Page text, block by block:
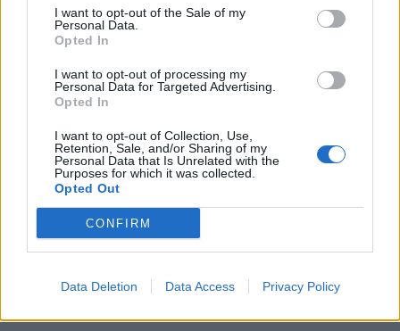
I want to opt-out of the Sale of my
Personal Data.
Opted In
I want to opt-out of processing my
Personal Data for Targeted Advertising.
Opted In
I want to opt-out of Collection, Use,
Retention, Sale, and/or Sharing of my
Personal Data that Is Unrelated with the
Purposes for which it was collected.
Opted Out
CONFIRM
Data Deletion Data Access Privacy Policy
reCAPTCHA and the Google
Terms of
Serviceapply.